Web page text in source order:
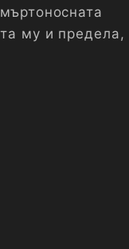
му и предела,